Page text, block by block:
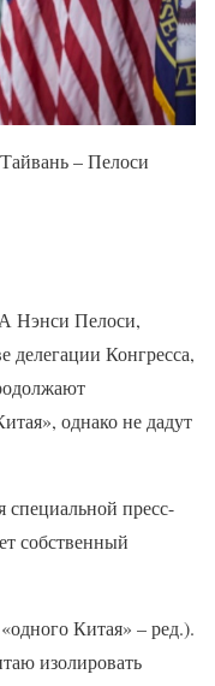
– Пелоси
Нэнси Пелоси,
делегации Конгресса,
однако не дадут
специальной пресс-
собственный
Китая» – ред.).
изолировать